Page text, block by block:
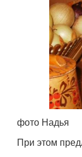
фото Надья
При этом